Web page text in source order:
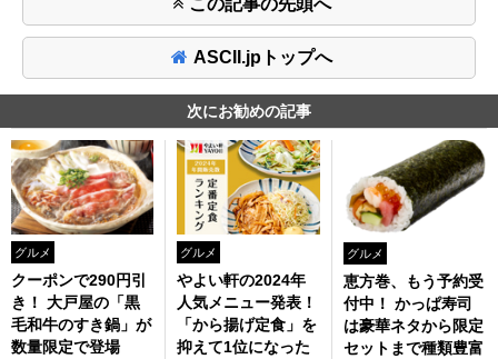
ASCII.jpトップへ
次にお勧めの記事
グルメ
クーポンで290円引
き！ 大戸屋の「黒
毛和牛のすき鍋」が
数量限定で登場
グルメ
やよい軒の2024年
人気メニュー発表！
「から揚げ定食」を
抑えて1位になった
グルメ
恵方巻、もう予約受
付中！ かっぱ寿司
は豪華ネタから限定
セットまで種類豊富